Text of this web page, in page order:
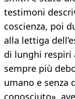
testimoni
coscienza, poi
alla lettiga
di lunghi respiri
sempre più
umano e senza
conosciuto»,